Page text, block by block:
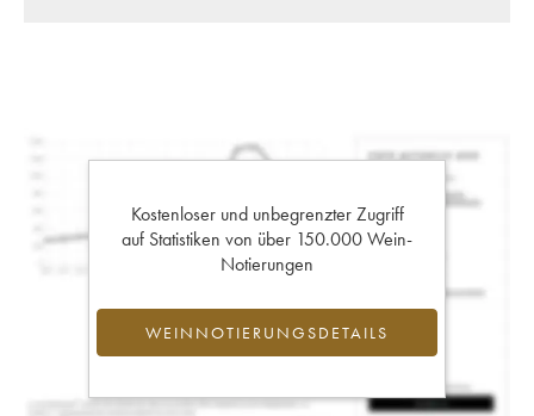
Kostenloser und unbegrenzter Zugriff
auf Statistiken von über 150.000 Wein-
Notierungen
WEINNOTIERUNGSDETAILS